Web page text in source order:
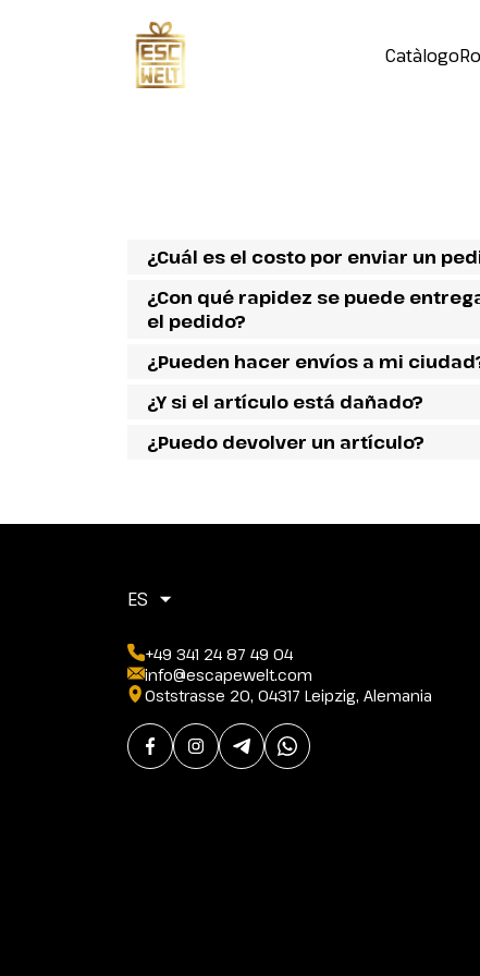
Catàlogo
¿Cuál es el costo por enviar un
¿Con qué rapidez se puede
el pedido?
¿Pueden hacer envíos a mi
¿Y si el artículo está dañado?
¿Puedo devolver un artículo?
ES
+49 341 24 87 49 04
info@escapewelt.com
Oststrasse 20, 04317 Leipzig, Alemania